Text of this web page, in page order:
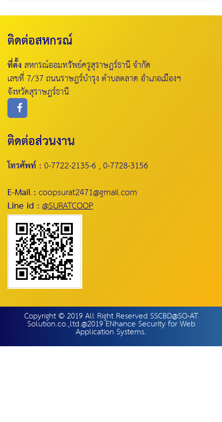
ติดต่อสหกรณ์
ที่ตั้งสหกรณ์ออมทรัพย์ครูสุราษฎร์ธานี จำกัด
เลขที่ 7/37 ถนนราษฎร์บำรุง ตำบลตลาด อำเภอเมืองฯ
จังหวัดสุราษฎร์ธานี
ติดต่อส่วนงาน
โทรศัพท์ :0-7722-2135-6 , 0-7728-3156
E-Mail :coopsurat2471@gmail.com
Line id :@SURATCOOP
Copyright © 2019 All Right Reserved SSCBD@SO-AT
Solution.co.,ltd.@2019 ENhance Security for Web
Application Systems.